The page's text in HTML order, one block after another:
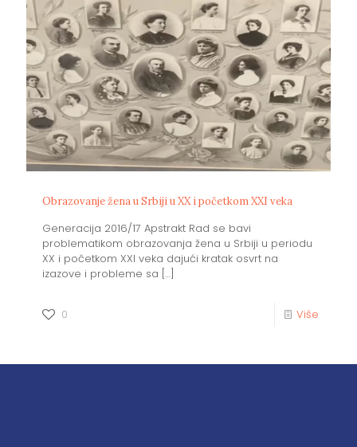
Obrazovanje žena u Srbiji u XX i početkom XXI veka
Generacija 2016/17 Apstrakt Rad se bavi
problematikom obrazovanja žena u Srbiji u periodu
XX i početkom XXI veka dajući kratak osvrt na
izazove i probleme sa […]
0 Više